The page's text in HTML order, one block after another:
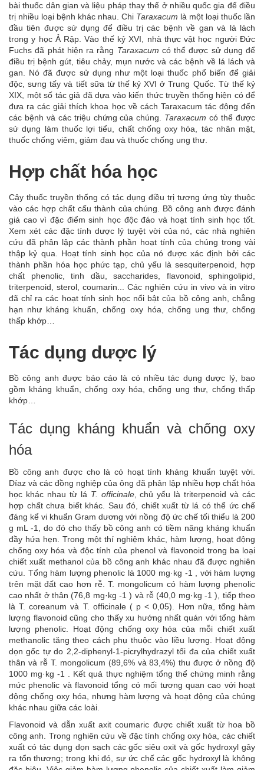
bài thuốc dân gian và liệu pháp thay thế ở nhiều quốc gia để điều
trị nhiều loại bệnh khác nhau. Chi Taraxacum là một loại thuốc lần
đầu tiên được sử dụng để điều trị các bệnh về gan và lá lách
trong y học Ả Rập. Vào thế kỷ XVI, nhà thực vật học người Đức
Fuchs đã phát hiện ra rằng Taraxacum có thể được sử dụng để
điều trị bệnh gút, tiêu chảy, mụn nước và các bệnh về lá lách và
gan. Nó đã được sử dụng như một loại thuốc phổ biến để giải
độc, sưng tấy và tiết sữa từ thế kỷ XVI ở Trung Quốc. Từ thế kỷ
XIX, một số tác giả đã dựa vào kiến ​​thức truyền thống hiện có để
đưa ra các giải thích khoa học về cách Taraxacum tác động đến
các bệnh và các triệu chứng của chúng. Taraxacum có thể được
sử dụng làm thuốc lợi tiểu, chất chống oxy hóa, tác nhân mật,
thuốc chống viêm, giảm đau và thuốc chống ung thư.
Hợp chất hóa học
Cây thuốc truyền thống có tác dụng điều trị tương ứng tùy thuộc
vào các hợp chất cấu thành của chúng. Bồ công anh được đánh
giá cao vì đặc điểm sinh học độc đáo và hoạt tính sinh học tốt.
Xem xét các đặc tính dược lý tuyệt vời của nó, các nhà nghiên
cứu đã phân lập các thành phần hoạt tính của chúng trong vài
thập kỷ qua. Hoạt tính sinh học của nó được xác định bởi các
thành phần hóa học phức tạp, chủ yếu là sesquiterpenoid, hợp
chất phenolic, tinh dầu, saccharides, flavonoid, sphingolipid,
triterpenoid, sterol, coumarin... Các nghiên cứu in vivo và in vitro
đã chỉ ra các hoạt tính sinh học nổi bật của bồ công anh, chẳng
hạn như kháng khuẩn, chống oxy hóa, chống ung thư, chống
thấp khớp…
Tác dụng dược lý
Bồ công anh được báo cáo là có nhiều tác dụng dược lý, bao
gồm kháng khuẩn, chống oxy hóa, chống ung thư, chống thấp
khớp…
Tác dụng kháng khuẩn và chống oxy
hóa
Bồ công anh được cho là có hoạt tính kháng khuẩn tuyệt vời.
Díaz và các đồng nghiệp của ông đã phân lập nhiều hợp chất hóa
học khác nhau từ lá T. officinale, chủ yếu là triterpenoid và các
hợp chất chưa biết khác. Sau đó, chiết xuất từ ​​lá có thể ức chế
đáng kể vi khuẩn Gram dương với nồng độ ức chế tối thiểu là 200
g mL -1, do đó cho thấy bồ công anh có tiềm năng kháng khuẩn
đầy hứa hẹn. Trong một thí nghiệm khác, hàm lượng, hoạt động
chống oxy hóa và độc tính của phenol và flavonoid trong ba loại
chiết xuất methanol của bồ công anh khác nhau đã được nghiên
cứu. Tổng hàm lượng phenolic là 1000 mg·kg -1 , với hàm lượng
trên mặt đất cao hơn rễ. T. mongolicum có hàm lượng phenolic
cao nhất ở thân (76,8 mg·kg -1 ) và rễ (40,0 mg·kg -1 ), tiếp theo
là T. coreanum và T. officinale ( p < 0,05). Hơn nữa, tổng hàm
lượng flavonoid cũng cho thấy xu hướng nhất quán với tổng hàm
lượng phenolic. Hoạt động chống oxy hóa của mỗi chiết xuất
methanolic tăng theo cách phụ thuộc vào liều lượng. Hoạt động
dọn gốc tự do 2,2-diphenyl-1-picrylhydrazyl tối đa của chiết xuất
thân và rễ T. mongolicum (89,6% và 83,4%) thu được ở nồng độ
1000 mg·kg -1 . Kết quả thực nghiệm tổng thể chứng minh rằng
mức phenolic và flavonoid tổng có mối tương quan cao với hoạt
động chống oxy hóa, nhưng hàm lượng và hoạt động của chúng
khác nhau giữa các loài.
Flavonoid và dẫn xuất axit coumaric được chiết xuất từ ​​hoa bồ
công anh. Trong nghiên cứu về đặc tính chống oxy hóa, các chiết
xuất có tác dụng dọn sạch các gốc siêu oxit và gốc hydroxyl gây
ra tổn thương; trong khi đó, sự ức chế các gốc hydroxyl là không